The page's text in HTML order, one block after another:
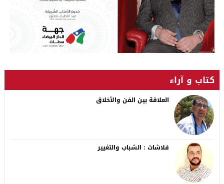
كتاب و آراء
العلاقة بين الفن والأخلاق
فلاشات : الشباب والتغيير